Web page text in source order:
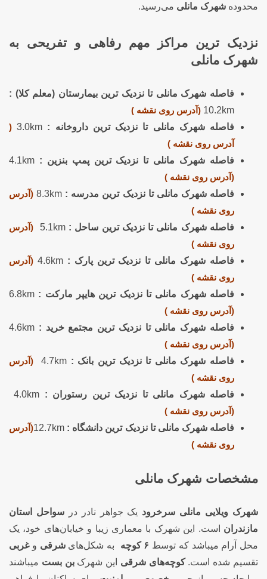
محدوده شهرک مانلی می‌رسید.
نزدیک ترین مراکز مهم رفاهی و تفریحی به
شهرک مانلی
فاصله شهرک مانلی تا نزدیک ترین بیمارستان (معلم کلا) :
10.2km (آدرس روی نقشه )
فاصله شهرک مانلی تا نزدیک ترین داروخانه : 3.0km
(
آدرس روی نقشه )
فاصله شهرک مانلی تا نزدیک ترین پمپ بنزین :
(آدرس روی نقشه )
فاصله شهرک مانلی تا نزدیک ترین مدرسه : 8.3km(آدرس
روی نقشه )
فاصله شهرک مانلی تا نزدیک ترین ساحل :5.1km
(آدرس
روی نقشه )
فاصله شهرک مانلی تا نزدیک ترین پارک :4.6km (آدرس
روی نقشه )
فاصله شهرک مانلی تا نزدیک ترین هایپر مارکت : 6.8km
(آدرس روی نقشه )
فاصله شهرک مانلی تا نزدیک ترین مجتمع خرید : 4.6km
(آدرس روی نقشه )
فاصله شهرک مانلی تا نزدیک ترین بانک : 4.7km
(آدرس
روی نقشه )
فاصله شهرک مانلی تا نزدیک ترین رستوران : 4.0km
(آدرس روی نقشه )
فاصله شهرک مانلی تا نزدیک ترین دانشگاه : 12.7km(آدرس
روی نقشه )
مشخصات شهرک مانلی
شهرک ویلایی مانلی سرخرود یک جواهر نادر درسواحل استان
مازندران است. این شهرک با معماری زیبا و خیابان‌های خود، یک
محل آرام میباشد که توسط ۶ کوچه به شکل‌هایشرقی وغربی
تقسیم شده است.کوچه‌های شرقی این شهرکبن بست میباشند